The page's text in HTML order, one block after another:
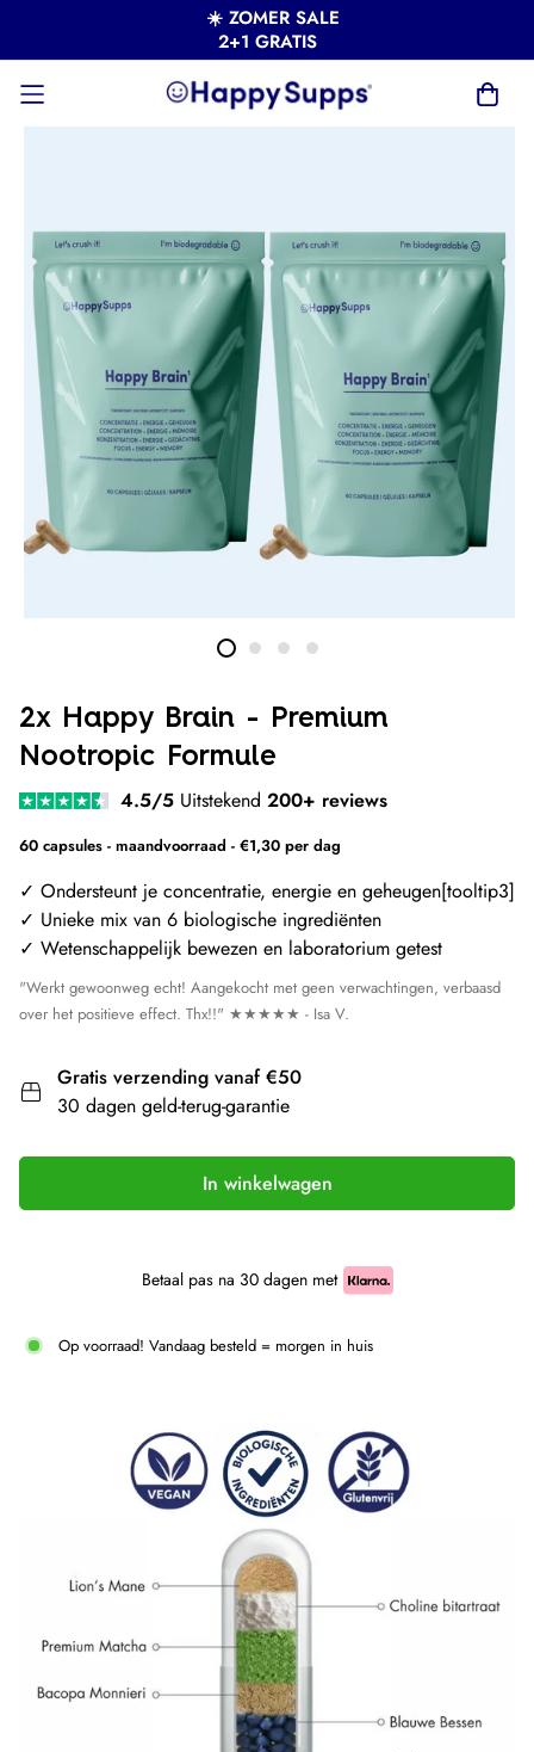
☀️ ZOMER SALE
2+1 GRATIS
2x Happy Brain - Premium
Nootropic Formule
4.5/5 Uitstekend 200+ reviews
60 capsules - maandvoorraad - €1,30 per dag
✓ Ondersteunt je concentratie, energie en geheugen[tooltip3]
✓ Unieke mix van 6 biologische ingrediënten
✓ Wetenschappelijk bewezen en laboratorium getest
"Werkt gewoonweg echt! Aangekocht met geen verwachtingen, verbaasd
over het positieve effect. Thx!!" ★★★★★ - Isa V.
Gratis verzending vanaf €50
30 dagen geld-terug-garantie
In winkelwagen
Betaal pas na 30 dagen met
Op voorraad! Vandaag besteld = morgen in huis